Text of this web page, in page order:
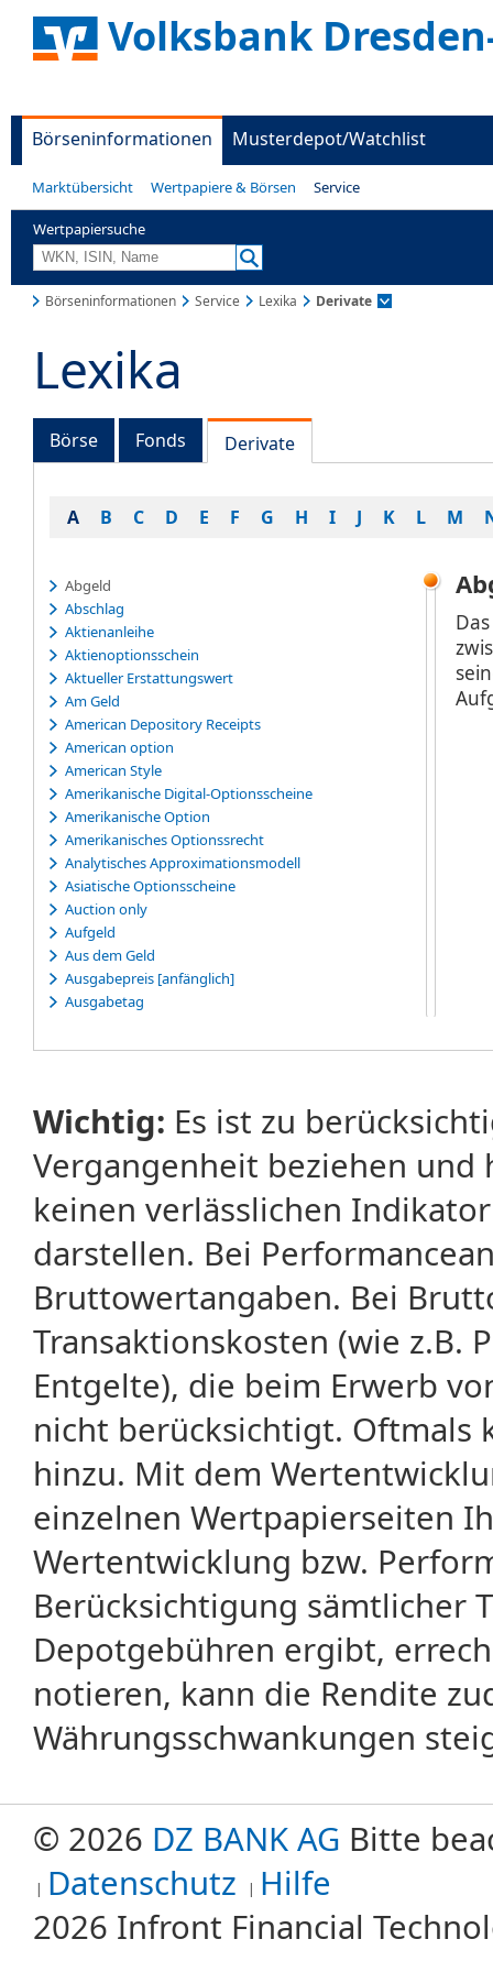
Volksbank
Börseninformationen Musterdepot/Watchlist
Marktübersicht Wertpapiere & Börsen Service
Wertpapiersuche
Börseninformationen Service Lexika Derivate
Lexika
Börse Fonds Derivate
A B C D E F G H I J K L M
Abgeld
Abschlag
Aktienanleihe
Aktienoptionsschein
Aktueller Erstattungswert
Am Geld
American Depository Receipts
American option
American Style
Amerikanische Digital-Optionsscheine
Amerikanische Option
Amerikanisches Optionssrecht
Analytisches Approximationsmodell
Asiatische Optionsscheine
Auction only
Aufgeld
Aus dem Geld
Ausgabepreis [anfänglich]
Ausgabetag
Ausübungserklärung
Ausübungsrecht
Ausübungstag
Average-Rate-Warrants
Average-Strike-Warrants
Wichtig: Es ist zu
Vergangenheit beziehen
keinen verlässlichen
darstellen. Bei
Bruttowertangaben. Bei
Transaktionskosten (wie z.B.
Entgelte), die beim Erwerb
nicht berücksichtigt. Oftmals
hinzu. Mit dem
einzelnen Wertpapierseiten
Wertentwicklung bzw.
Berücksichtigung sämtlicher
Depotgebühren ergibt,
notieren, kann die Rendite
Währungsschwankungen
© 2026 DZ BANK AG Bitte
Datenschutz Hilfe
2026 Infront Financial